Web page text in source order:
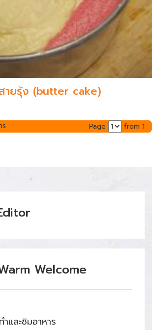
ายรุ้ง (butter cake)
Page from 1
Welcome
และชิมอาหาร